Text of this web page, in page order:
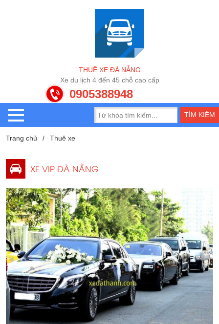
THUÊ XE ĐÀ NẴNG
Xe du lịch 4 đến 45 chỗ cao cấp
0905388948
Trang chủ Thuê xe
XE VIP ĐÀ NẴNG